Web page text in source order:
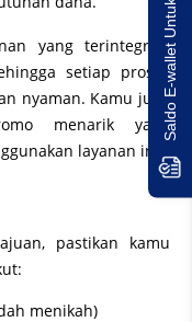
yang terintegrasi
setiap proses
nyaman. Kamu juga
menarik yang
layanan ini.
pastikan kamu
menikah)
Saldo E-wallet Untukmu!